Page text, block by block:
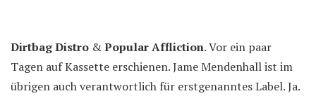
Dirtbag Distro &Popular Affliction. Vor ein paar
Tagen auf Kassette erschienen. Jame Mendenhall ist im
übrigen auch verantwortlich für erstgenanntes Label. Ja.